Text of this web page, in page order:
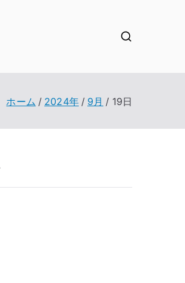
ホーム 2024年 9月 19日